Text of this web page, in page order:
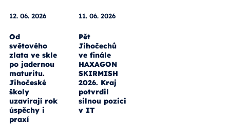
12. 06. 2026
Od
světového
zlata ve skle
po jadernou
maturitu.
Jihočeské
školy
uzavírají rok
úspěchy i
praxí
11. 06. 2026
Pět
Jihočechů
ve finále
HAXAGON
SKIRMISH
2026. Kraj
potvrdil
silnou pozici
v IT